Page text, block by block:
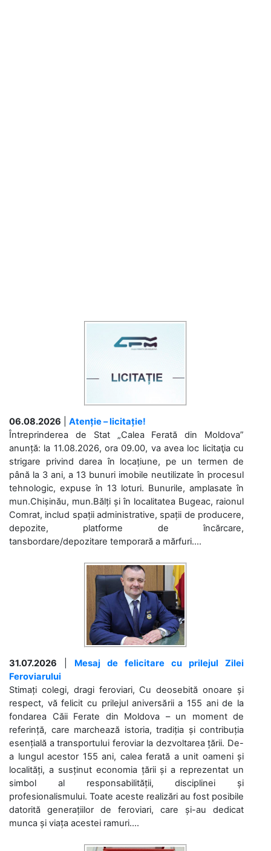
06.08.2026
Atenție – licitație!
Întreprinderea de Stat „Calea Ferată din Moldova”
anunță: la 11.08.2026, ora 09.00, va avea loc licitaţia cu
strigare privind darea în locațiune, pe un termen de
până la 3 ani, a 13 bunuri imobile neutilizate în procesul
tehnologic, expuse în 13 loturi. Bunurile, amplasate în
mun.Chișinău, mun.Bălți și în localitatea Bugeac, raionul
Comrat, includ spații administrative, spații de producere,
depozite, platforme de încărcare,
tansbordare/depozitare temporară a mărfuri....
31.07.2026
Mesaj de felicitare cu prilejul Zilei
Feroviarului
Stimați colegi, dragi feroviari, Cu deosebită onoare și
respect, vă felicit cu prilejul aniversării a 155 ani de la
fondarea Căii Ferate din Moldova – un moment de
referință, care marchează istoria, tradiția și contribuția
esențială a transportului feroviar la dezvoltarea țării. De-
a lungul acestor 155 ani, calea ferată a unit oameni și
localități, a susținut economia țării și a reprezentat un
simbol al responsabilității, disciplinei și
profesionalismului. Toate aceste realizări au fost posibile
datorită generațiilor de feroviari, care și-au dedicat
munca și viața acestei ramuri....